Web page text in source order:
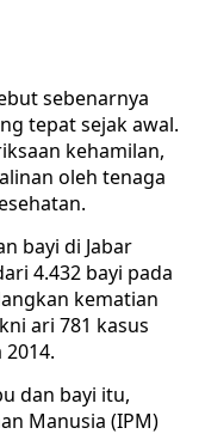
sebenarnya
tepat sejak awal.
kehamilan,
oleh tenaga
bayi di Jabar
4.432 bayi pada
kematian
ari 781 kasus
dan bayi itu,
Manusia (IPM)